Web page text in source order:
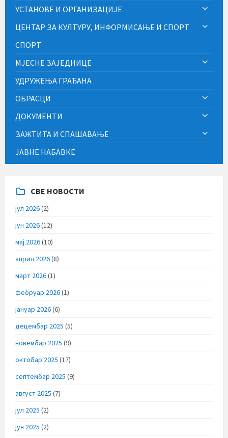
УСТАНОВЕ И ОРГАНИЗАЦИЈЕ
ЦЕНТАР ЗА КУЛТУРУ, ИНФОРМИСАЊЕ И СПОРТ
СПОРТ
МЈЕСНЕ ЗАЈЕДНИЦЕ
УДРУЖЕЊА ГРАЂАНА
ОБРАСЦИ
ДОКУМЕНТИ
ЗАЖТИТА И СПАШАВАЊЕ
ЈАВНЕ НАБАВКЕ
СВЕ НОВОСТИ
јул 2026(2)
јун 2026(12)
мај 2026(10)
април 2026(8)
март 2026(1)
фебруар 2026(1)
јануар 2026(6)
децембар 2025 (5)
новембар 2025 (9)
октобар 2025 (17)
септембар 2025 (9)
август 2025 (7)
јул 2025 (2)
јун 2025 (2)